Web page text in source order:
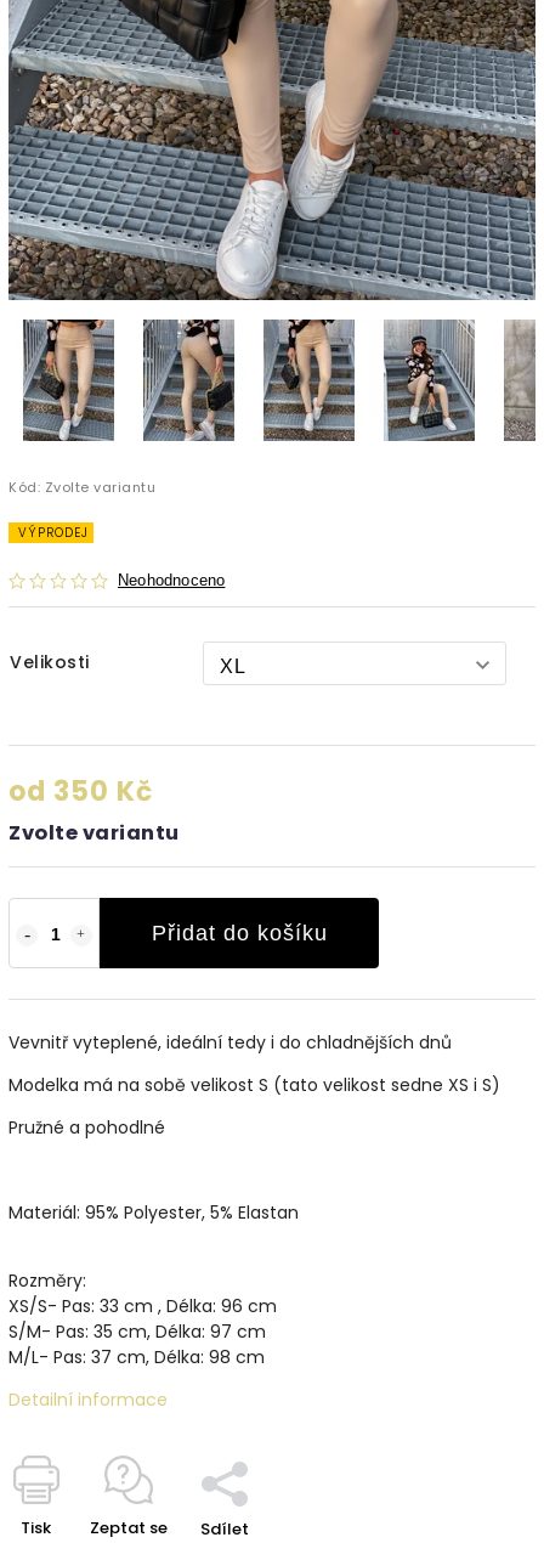
Kód: Zvolte variantu
VÝPRODEJ
Neohodnoceno
Velikosti
od 350 Kč
Zvolte variantu
Přidat do košíku
Vevnitř vyteplené, ideální tedy i do chladnějších dnů
Modelka má na sobě velikost S (tato velikost sedne XS i S)
Pružné a pohodlné
Materiál: 95% Polyester, 5% Elastan
Rozměry:
XS/S- Pas: 33 cm , Délka: 96 cm
S/M- Pas: 35 cm, Délka: 97 cm
M/L- Pas: 37 cm, Délka: 98 cm
Detailní informace
Tisk Zeptat se Sdílet